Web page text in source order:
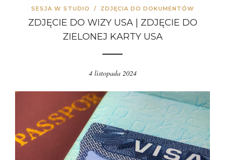
SESJA W STUDIO / ZDJĘCIA DO DOKUMENTÓW
ZDJĘCIE DO WIZY USA | ZDJĘCIE DO
ZIELONEJ KARTY USA
4 listopada 2024